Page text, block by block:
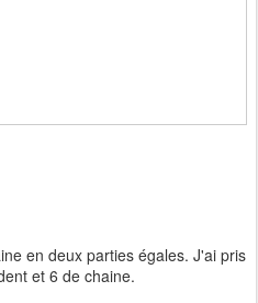
en deux parties égales. J'ai pris
et 6 de chaine.